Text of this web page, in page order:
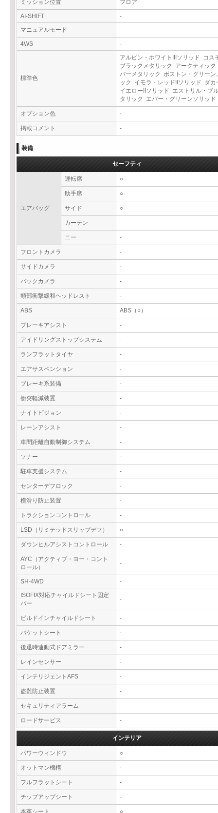
ミッション位置 フロア
AI-SHIFT
-
マニュアルモード
-
4WS -
標準色
アルピン・ホワイトIIIソリッド コス
ブラックメタリック アークティック
バーメタリック ボストン・グリーン
ック イモラ・レッドIIソリッド ダカ
イエローIIソリッド エストリル・ブ
タリック エバー・グリーンソリッ
オプション色 -
掲載コメント -
装備
セーフティ
エアバッグ
運転席 ○
助手席 ○
サイド ○
カーテン -
ニー -
フロントカメラ -
サイドカメラ -
バックカメラ -
頸部衝撃緩和ヘッドレスト -
ABS ABS（○）
ブレーキアシスト -
アイドリングストップシステム -
ランフラットタイヤ -
エアサスペンション -
ブレーキ系装備 -
衝突軽減装置 -
ナイトビジョン -
レーンアシスト -
車間距離自動制御システム -
ソナー -
駐車支援システム -
センターデフロック -
横滑り防止装置 -
トラクションコントロール -
LSD（リミテッドスリップデフ） ○
ダウンヒルアシストコントロール -
AYC（アクティブ・ヨー・コント
ロール）
-
SH-4WD
-
ISOFIX対応チャイルドシート固定
バー
-
ビルドインチャイルドシート -
バケットシート -
後退時連動式ドアミラー -
レインセンサー -
インテリジェントAFS -
盗難防止装置 -
セキュリティアラーム -
ロードサービス -
インテリア
パワーウィンドウ ○
オットマン機構 -
フルフラットシート -
チップアップシート -
本革シート ○